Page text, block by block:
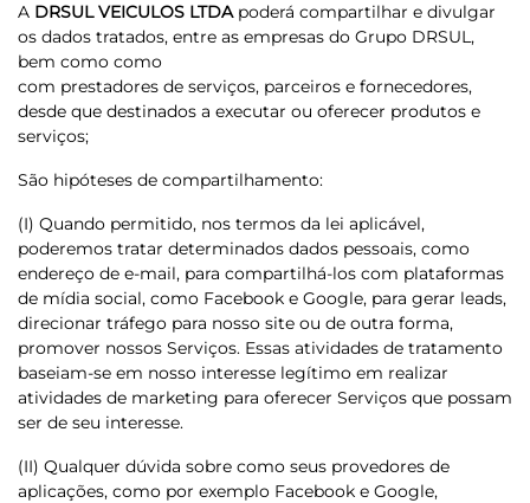
A DRSUL VEICULOS LTDApoderá compartilhar e divulgar
os dados tratados, entre as empresas do Grupo DRSUL,
bem como como
com prestadores de serviços, parceiros e fornecedores,
desde que destinados a executar ou oferecer produtos e
serviços;
São hipóteses de compartilhamento:
(I) Quando permitido, nos termos da lei aplicável,
poderemos tratar determinados dados pessoais, como
endereço de e-mail, para compartilhá-los com plataformas
de mídia social, como Facebook e Google, para gerar leads,
direcionar tráfego para nosso site ou de outra forma,
promover nossos Serviços. Essas atividades de tratamento
baseiam-se em nosso interesse legítimo em realizar
atividades de marketing para oferecer Serviços que possam
ser de seu interesse.
(II) Qualquer dúvida sobre como seus provedores de
aplicações, como por exemplo Facebook e Google,